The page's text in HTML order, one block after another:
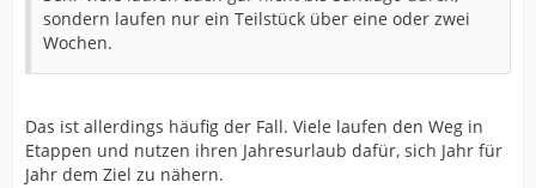
sondern laufen nur ein Teilstück über eine oder zwei
Wochen.
Das ist allerdings häufig der Fall. Viele laufen den Weg in
Etappen und nutzen ihren Jahresurlaub dafür, sich Jahr für
Jahr dem Ziel zu nähern.